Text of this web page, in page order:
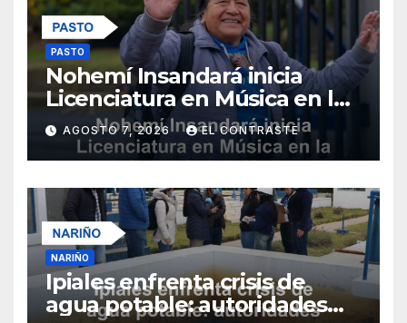
PASTO
Nohemí Insandará inicia
Licenciatura en Música en la
Universidad de Nariño
AGOSTO 7, 2026 EL CONTRASTE
NARIÑO
Ipiales enfrenta crisis de
agua potable: autoridades